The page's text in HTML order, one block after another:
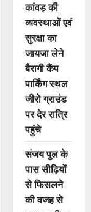
कांवड़ की
व्यवस्थाओं एवं
सुरक्षा का
जायजा लेने
बैरागी कैंप
पार्किंग स्थल
जीरो ग्राउंड
पर देर रात्रि
पहुंचे
संजय पुल के
पास सीढ़ियों
से फिसलने
की वजह से